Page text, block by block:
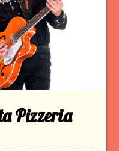
Pizzeria